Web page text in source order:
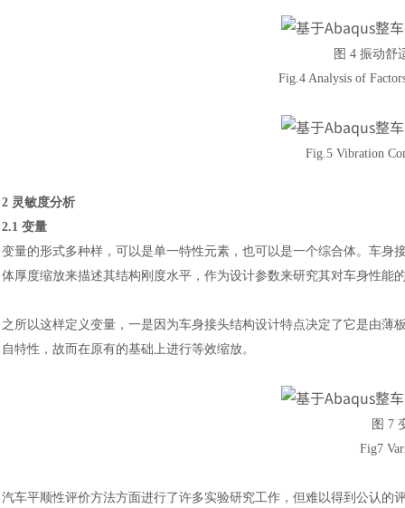
图 4 振动舒
Fig.4 Analysis of
Fig.5 Vibration
2 灵敏度分析
2.1 变量
变量的形式多种样，可以是单一特性元素，也可以是一个综合体。车
体厚度缩放来描述其结构刚度水平，作为设计参数来研究其对车身性能
之所以这样定义变量，一是因为车身接头结构设计特点决定了它是由
自特性，故而在原有的基础上进行等效缩放。
图 7
Fig7
汽车平顺性评价方法方面进行了许多实验研究工作，但难以得到公认的